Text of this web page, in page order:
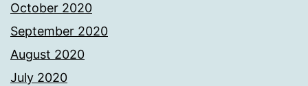
October 2020
September 2020
August 2020
July 2020